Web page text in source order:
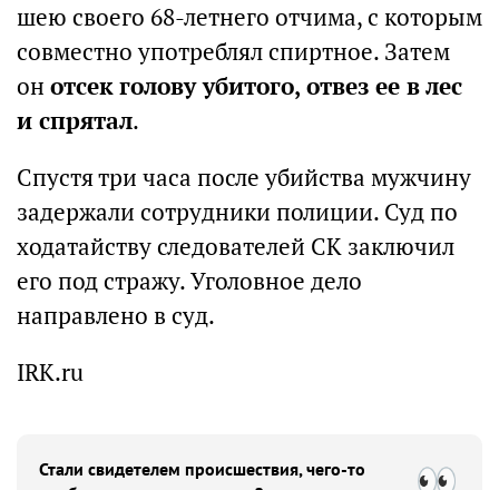
шею своего 68-летнего отчима, с которым
совместно употреблял спиртное. Затем
он отсек голову убитого, отвез ее в лес
и спрятал.
Спустя три часа после убийства мужчину
задержали сотрудники полиции. Суд по
ходатайству следователей СК заключил
его под стражу. Уголовное дело
направлено в суд.
IRK.ru
Стали свидетелем происшествия, чего-то